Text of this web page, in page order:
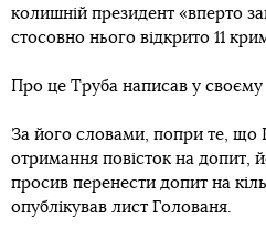
колишній президент «вперто
стосовно нього відкрито 11
Про це Труба написав у своєму
За його словами, попри те, що
отримання повісток на допит,
просив перенести допит на
опублікував лист Голованя.